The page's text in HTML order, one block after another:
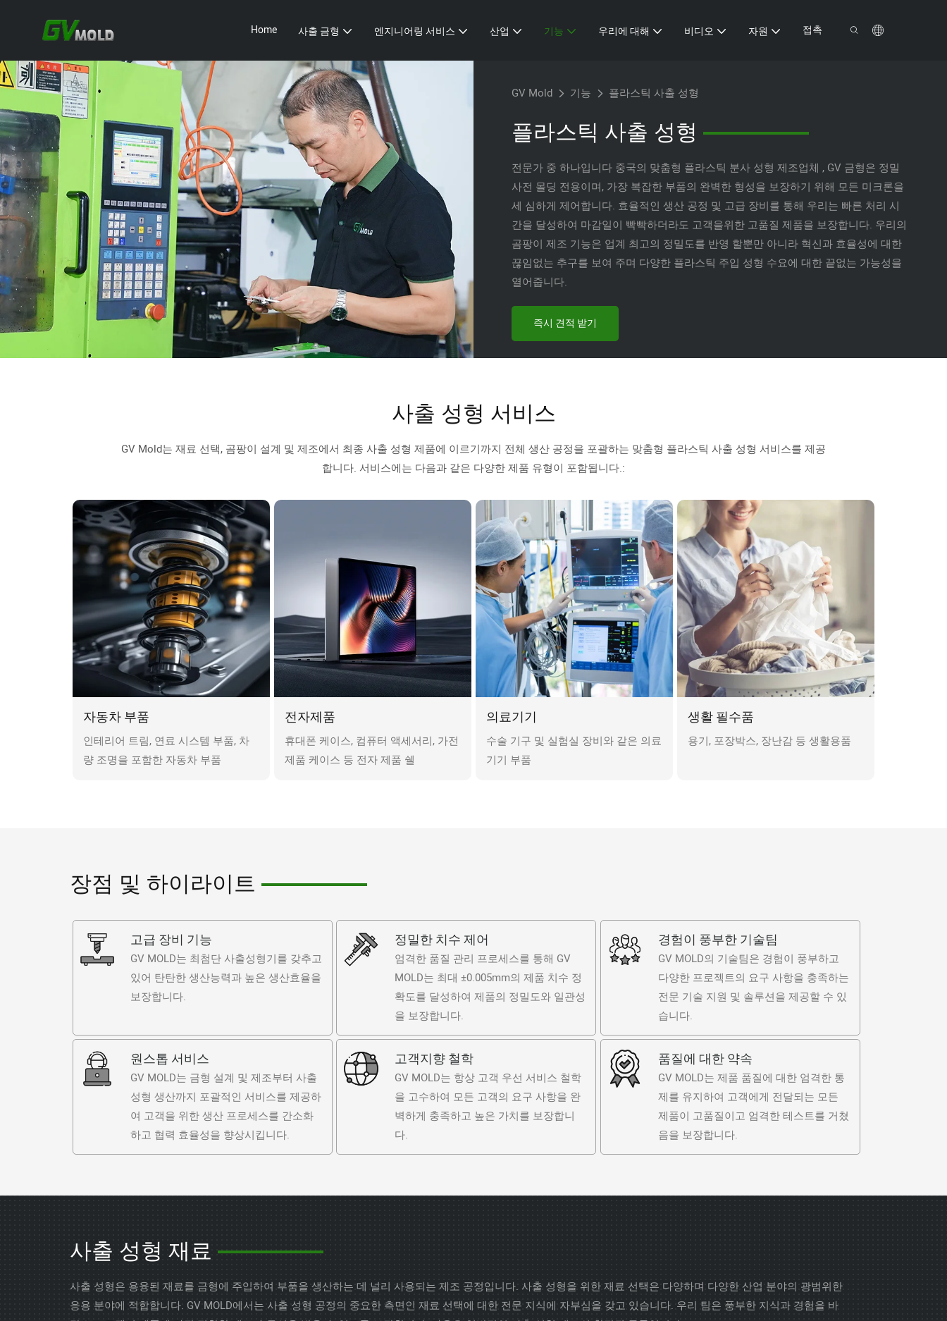
Home 사출 금형 엔지니어링 서비스 산업 기능 우리에 대해 비디오 자원 접촉
GV Mold 기능 플라스틱 사출 성형
플라스틱 사출 성형
전문가 중 하나입니다 중국의 맞춤형 플라스틱 분사 성형 제조업체 , GV 금형은 정밀
사전 몰딩 전용이며, 가장 복잡한 부품의 완벽한 형성을 보장하기 위해 모든 미크론을
세 심하게 제어합니다. 효율적인 생산 공정 및 고급 장비를 통해 우리는 빠른 처리 시
간을 달성하여 마감일이 빡빡하더라도 고객을위한 고품질 제품을 보장합니다. 우리의
곰팡이 제조 기능은 업계 최고의 정밀도를 반영 할뿐만 아니라 혁신과 효율성에 대한
끊임없는 추구를 보여 주며 다양한 플라스틱 주입 성형 수요에 대한 끝없는 가능성을
열어줍니다.
즉시 견적 받기
사출 성형 서비스
GV Mold는 재료 선택, 곰팡이 설계 및 제조에서 최종 사출 성형 제품에 이르기까지 전체 생산 공정을 포괄하는 맞춤형 플라스틱 사출 성형 서비스를 제공
합니다. 서비스에는 다음과 같은 다양한 제품 유형이 포함됩니다.:
자동차 부품
인테리어 트림, 연료 시스템 부품, 차
량 조명을 포함한 자동차 부품
전자제품
휴대폰 케이스, 컴퓨터 액세서리, 가전
제품 케이스 등 전자 제품 쉘
의료기기
수술 기구 및 실험실 장비와 같은 의료
기기 부품
생활 필수품
용기, 포장박스, 장난감 등 생활용품
장점 및 하이라이트
고급 장비 기능
GV MOLD는 최첨단 사출성형기를 갖추고
있어 탄탄한 생산능력과 높은 생산효율을
보장합니다.
정밀한 치수 제어
엄격한 품질 관리 프로세스를 통해 GV
MOLD는 최대 ±0.005mm의 제품 치수 정
확도를 달성하여 제품의 정밀도와 일관성
을 보장합니다.
경험이 풍부한 기술팀
GV MOLD의 기술팀은 경험이 풍부하고
다양한 프로젝트의 요구 사항을 충족하는
전문 기술 지원 및 솔루션을 제공할 수 있
습니다.
원스톱 서비스
GV MOLD는 금형 설계 및 제조부터 사출
성형 생산까지 포괄적인 서비스를 제공하
여 고객을 위한 생산 프로세스를 간소화
하고 협력 효율성을 향상시킵니다.
고객지향 철학
GV MOLD는 항상 고객 우선 서비스 철학
을 고수하여 모든 고객의 요구 사항을 완
벽하게 충족하고 높은 가치를 보장합니
다.
품질에 대한 약속
GV MOLD는 제품 품질에 대한 엄격한 통
제를 유지하여 고객에게 전달되는 모든
제품이 고품질이고 엄격한 테스트를 거쳤
음을 보장합니다.
사출 성형 재료
사출 성형은 용융된 재료를 금형에 주입하여 부품을 생산하는 데 널리 사용되는 제조 공정입니다. 사출 성형을 위한 재료 선택은 다양하며 다양한 산업 분야의 광범위한
응용 분야에 적합합니다. GV MOLD에서는 사출 성형 공정의 중요한 측면인 재료 선택에 대한 전문 지식에 자부심을 갖고 있습니다. 우리 팀은 풍부한 지식과 경험을 바